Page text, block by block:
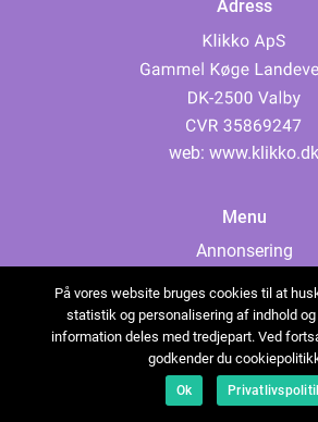
Adress
web: www.klikko.dk
Menu
Annonsering
Cookies
Kontakta oss
Sitemap
På vores website bruges cookies til at
statistik og personalisering af indhold og
information deles med tredjepart. Ved
godkender du
Ok